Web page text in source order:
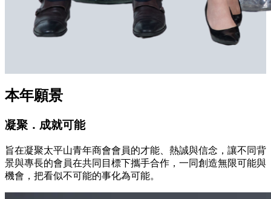
本年願景
凝聚．成就可能
旨在凝聚太平山青年商會會員的才能、熱誠與信念，讓不同背
景與專長的會員在共同目標下攜手合作，一同創造無限可能與
機會，把看似不可能的事化為可能。